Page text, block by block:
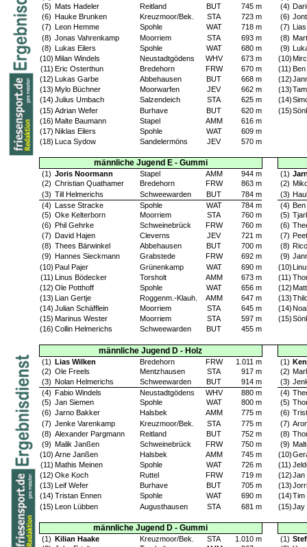
(5) Mats Hadeler Reitland BUT 745 m (4)
(6) Hauke Brunken Kreuzmoor/Bek. STA 723 m (6)
(7) Leon Hemme Spohle WAT 718 m (7)
(8) Jonas Vahrenkamp Moorriem STA 693 m (8)
(8) Lukas Eilers Spohle WAT 680 m (9)
(10) Milan Windels Neustadtgödens WHV 673 m (10)
(11) Eric Osterthun Bredehorn FRW 670 m (11)
(12) Lukas Garbe Abbehausen BUT 668 m (12)
(13) Mylo Büchner Moorwarfen JEV 662 m (13)
(14) Julius Umbach Salzendeich STA 625 m (14)
(15) Adrian Wefer Burhave BUT 620 m (15)
(16) Malte Baumann Stapel AMM
616 m
(17) Niklas Eilers Spohle WAT
609 m
(18) Luca Sydow Sandelermöns JEV 570 m
männliche Jugend E - Gummi
(1) Joris Noormann Stapel AMM 944 m (1)
(2) Christian Quathamer Bredehorn FRW 863 m (2)
(3) Till Helmerichs Schweewarden BUT 784 m (3)
(4) Lasse Stracke Spohle WAT 784 m (4)
(5) Oke Kelterborn Moorriem STA 760 m (5)
(6) Phil Gehrke Schweinebrück FRW 760 m (6)
(7) David Hajen Cleverns JEV 721 m (7)
(8) Thees Bärwinkel Abbehausen BUT 700 m (8)
(9) Hannes Sieckmann Grabstede FRW 692 m (9)
(10) Paul Pajer Grünenkamp WAT 690 m (10)
(11) Linus Bödecker Torsholt AMM 673 m (11)
(12) Ole Potthoff Spohle WAT 656 m (12)
(13) Lian Gertje Roggenm.-Klauh. AMM 647 m (13)
(14) Julian Schäfflein Moorriem STA 645 m (14)
(15) Marinus Wester Moorriem STA 597 m (15)
(16) Collin Helmerichs Schweewarden BUT 455 m
männliche Jugend D - Holz
(1) Lias Wilken Bredehorn FRW 1.011 m (1)
(2) Ole Freels Mentzhausen STA 917 m (2)
(3) Nolan Helmerichs Schweewarden BUT 914 m (3)
(4) Fabio Windels Neustadtgödens WHV 880 m (4)
(5) Jan Siemen Spohle WAT 800 m (5)
(6) Jarno Bakker Halsbek AMM 775 m (6)
(7) Jenke Varenkamp Kreuzmoor/Bek. STA 775 m (7)
(8) Alexander Pargmann Reitland BUT 752 m (8)
(9) Malik Janßen Schweinebrück FRW 750 m (9)
(10) Arne Janßen Halsbek AMM 745 m (10)
(11) Mathis Meinen Spohle WAT 726 m (11)
(12) Oke Koch Ruttel FRW 719 m (12)Jan
(13) Leif Wefer Burhave BUT 705 m (13)
(14) Tristan Ennen Spohle WAT 690 m (14)Tim
(15) Leon Lübben Augusthausen STA 681 m (15)Jay
männliche Jugend D - Gummi
(1) Kilian Haake Kreuzmoor/Bek. STA 1.010 m (1)